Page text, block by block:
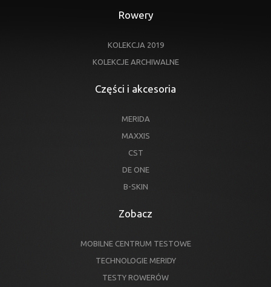
Rowery
KOLEKCJA 2019
KOLEKCJE ARCHIWALNE
Części i akcesoria
MERIDA
MAXXIS
CST
DE ONE
B-SKIN
Zobacz
MOBILNE CENTRUM TESTOWE
TECHNOLOGIE MERIDY
TESTY ROWERÓW